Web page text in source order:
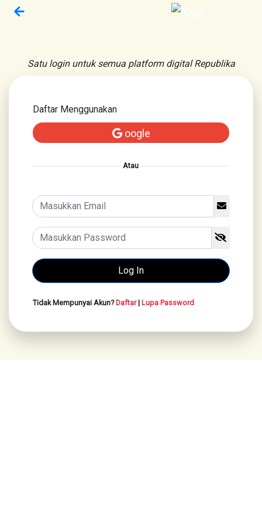
Satu login untuk semua platform digital Republika
Daftar Menggunakan
oogle
Atau
Tidak Mempunyai Akun?Daftar| Lupa Password